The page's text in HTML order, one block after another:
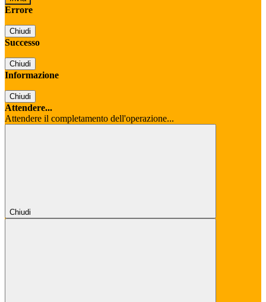
Errore
Chiudi
Successo
Chiudi
Informazione
Chiudi
Attendere...
Attendere il completamento dell'operazione...
Chiudi